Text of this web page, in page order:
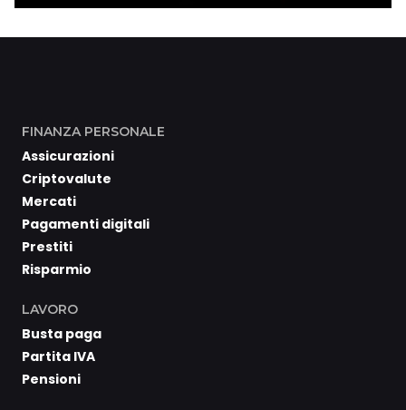
FINANZA PERSONALE
Assicurazioni
Criptovalute
Mercati
Pagamenti digitali
Prestiti
Risparmio
LAVORO
Busta paga
Partita IVA
Pensioni